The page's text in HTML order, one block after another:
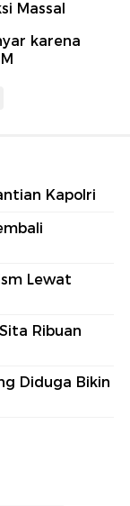
Massal
karena
Kapolri
Lewat
Ribuan
Diduga Bikin